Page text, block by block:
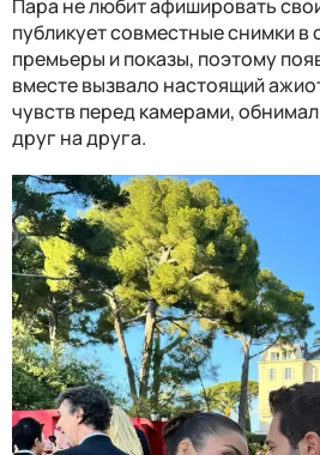
Пара не любит афишировать
публикует совместные снимки в
премьеры и показы, поэтому
вместе вызвало настоящий
чувств перед камерами,
друг на друга.